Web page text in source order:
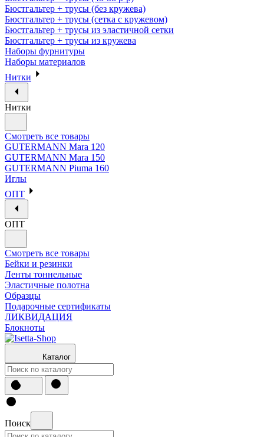
Бюстгальтер + трусы (без кружева)
Бюстгальтер + трусы (сетка с кружевом)
Бюстгальтер + трусы из эластичной сетки
Бюстгальтер + трусы из кружева
Наборы фурнитуры
Наборы материалов
Нитки
Нитки
Смотреть все товары
GUTERMANN Mara 120
GUTERMANN Mara 150
GUTERMANN Piuma 160
Иглы
ОПТ
ОПТ
Смотреть все товары
Бейки и резинки
Ленты тоннельные
Эластичные полотна
Образцы
Подарочные сертификаты
ЛИКВИДАЦИЯ
Блокноты
Каталог
Поиск